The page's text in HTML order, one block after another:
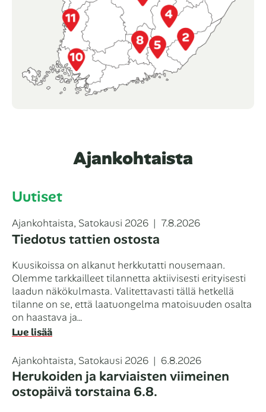
Ajankohtaista
Uutiset
Kategoriat
Ajankohtaista, Satokausi 2026 Julkaistu
7.8.2026
Tiedotus tattien ostosta
Kuusikoissa on alkanut herkkutatti nousemaan.
Olemme tarkkailleet tilannetta aktiivisesti erityisesti
laadun näkökulmasta. Valitettavasti tällä hetkellä
tilanne on se, että laatuongelma matoisuuden osalta
on haastava ja…
Lue lisää
Kategoriat
Ajankohtaista, Satokausi 2026 Julkaistu
6.8.2026
Herukoiden ja karviaisten viimeinen
ostopäivä torstaina 6.8.